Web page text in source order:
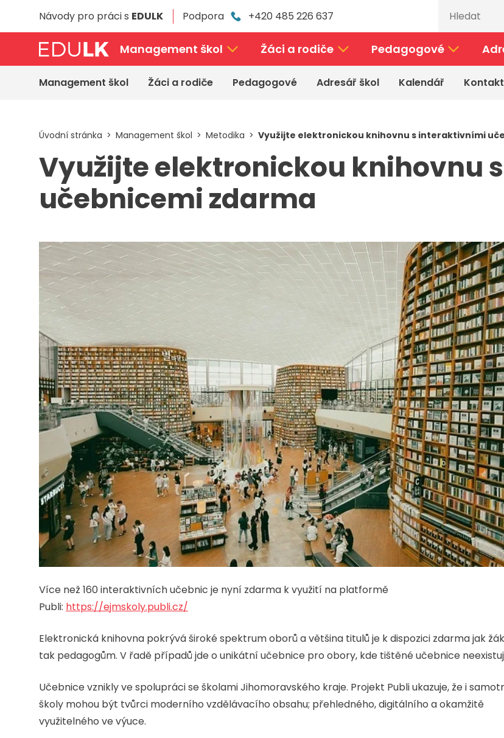
Návody pro práci s EDULK Podpora +420 485 226 637
Management škol Žáci a rodiče Pedagogové
Management škol Žáci a rodiče Pedagogové Adresář škol Kalendář
Úvodní stránka Management škol Metodika Využijte elektronickou knihovnu s interaktivními
Využijte elektronickou knihovnu
učebnicemi zdarma
Více než 160 interaktivních učebnic je nyní zdarma k využití na platformě
Publi: https://ejmskoly.publi.cz/
Elektronická knihovna pokrývá široké spektrum oborů a většina titulů je k dispozici zdarma jak
tak pedagogům. V řadě případů jde o unikátní učebnice pro obory, kde tištěné učebnice
Učebnice vznikly ve spolupráci se školami Jihomoravského kraje. Projekt Publi ukazuje, že i
školy mohou být tvůrci moderního vzdělávacího obsahu; přehledného, digitálního a okamžitě
využitelného ve výuce.